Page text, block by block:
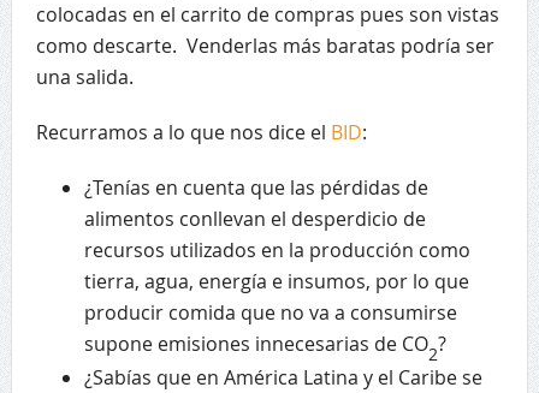
colocadas en el carrito de compras pues son vistas
como descarte. Venderlas más baratas podría ser
una salida.
Recurramos a lo que nos dice el BID:
¿Tenías en cuenta que las pérdidas de
alimentos conllevan el desperdicio de
recursos utilizados en la producción como
tierra, agua, energía e insumos, por lo que
producir comida que no va a consumirse
supone emisiones innecesarias de CO2?
¿Sabías que en América Latina y el Caribe se